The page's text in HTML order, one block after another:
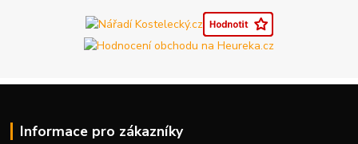
Informace pro zákazníky